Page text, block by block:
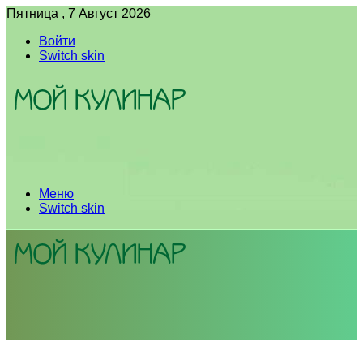
Пятница , 7 Август 2026
Войти
Switch skin
Меню
Switch skin